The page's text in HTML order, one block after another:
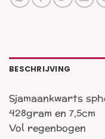
BESCHRIJVING
Sjamaankwarts
428gram en 7,5cm
Vol regenbogen